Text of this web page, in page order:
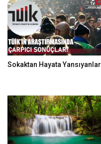
Sokaktan Hayata Yansıyanlar